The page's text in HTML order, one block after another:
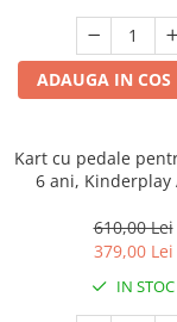
ADAUGA IN COS
Kart cu pedale
6 ani, Kinderplay
gonflabile,
610,00 Lei
379,00 Lei
IN STOC